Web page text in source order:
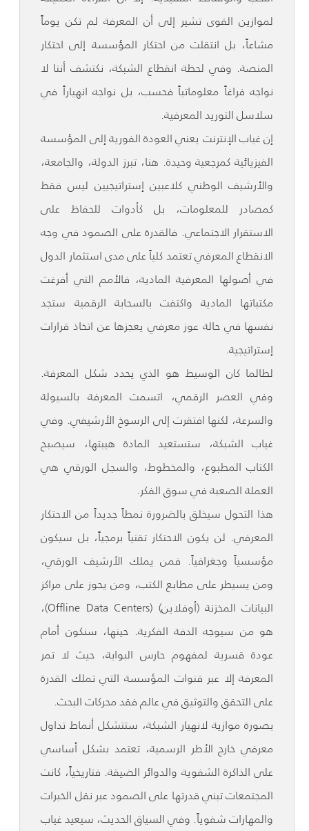
لموازين القوى تشير إلى أن المعرفة لم تكن يوماً
مشاعاً، بل انتقلت من احتكار المؤسسة إلى احتكار
المنصة. وفي لحظة انقطاع الشبكة، نكتشف أننا لا
نواجه فراغاً معلوماتياً فحسب، بل نواجه انهياراً في
سلاسل التوريد المعرفية.
إن غياب الإنترنت يعني العودة الفورية إلى المؤسسة
الفيزيائية كمرجعية وحيدة. هنا، تبرز الدولة، والجامعة،
والأرشيف الوطني كلاعبين إستراتيجيين ليس فقط
كمصادر للمعلومات، بل كأدوات للحفاظ على
الاستقرار الاجتماعي. فالقدرة على الصمود في وجه
الانقطاع المعرفي تعتمد كلياً على مدى استثمار الدول
في أصولها المعرفية المادية، فالأمم التي أفرغت
مكتباتها المادية واكتفت بالسحابة الرقمية ستجد
نفسها في حالة عوز معرفي يعجزها عن اتخاذ قرارات
إستراتيجية.
لطالما كان الوسيط هو الذي يحدد شكل المعرفة.
وفي العصر الرقمي، اتسمت المعرفة بالسيولة
والسرعة، لكنها افتقرت إلى الرسوخ الأرشيفي. وفي
غياب الشبكة، ستستعيد المادة هيبتها، سيصبح
الكتاب المطبوع، والمخطوط، والسجل الورقي هي
العملة الصعبة في سوق الفكر.
هذا التحول سيخلق بالضرورة نمطاً جديداً من الاحتكار
المعرفي. لن يكون الاحتكار تقنياً برمجياً، بل سيكون
مؤسسياً وجغرافياً. فمن يملك الأرشيف الورقي،
ومن يسيطر على مطابع الكتب، ومن يحوز على مراكز
البيانات المخزنة (أوفلاين) (Offline Data Centers)،
هو من سيوجه الدفة الفكرية. حينها، سنكون أمام
عودة قسرية لمفهوم حارس البوابة، حيث لا تمر
المعرفة إلا عبر قنوات المؤسسة التي تملك القدرة
على التحقق والتوثيق في عالم فقد محركات البحث.
بصورة موازية لانهيار الشبكة، ستتشكل أنماط تداول
معرفي خارج الأطر الرسمية، تعتمد بشكل أساسي
على الذاكرة الشفوية والدوائر الضيقة. فتاريخياً، كانت
المجتمعات تبني قدرتها على الصمود عبر نقل الخبرات
والمهارات شفوياً. وفي السياق الحديث، سيعيد غياب